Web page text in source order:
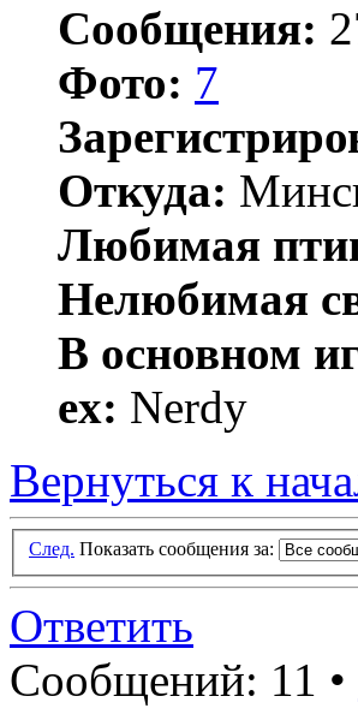
Сообщения:
Фото: 7
Откуда:
Любимая
Нелюбимая
В основном
ex: Nerdy
Вернуться к
След. Показать сообщения за:
Ответить
Сообщений: 11 •